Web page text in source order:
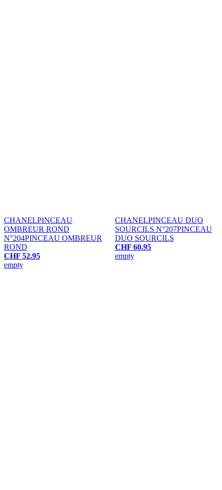
CHANELPINCEAU
OMBREUR ROND
N°204PINCEAU OMBREUR
ROND
CHF 52.95
empty
CHANELPINCEAU DUO
SOURCILS N°207PINCEAU
DUO SOURCILS
CHF 60.95
empty